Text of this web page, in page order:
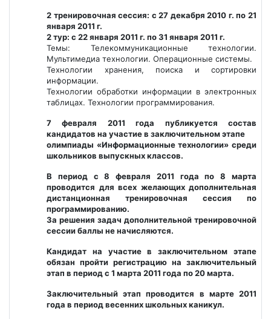
2 тренировочная сессия: с 27 декабря 2010 г. по 21
января 2011 г.
2 тур: с 22 января 2011 г. по 31 января 2011 г.
Темы: Телекоммуникационные технологии.
Мультимедиа технологии. Операционные системы.
Технологии хранения, поиска и сортировки
информации.
Технологии обработки информации в электронных
таблицах. Технологии программирования.
7 февраля 2011 года публикуется состав
кандидатов на участие в заключительном этапе
олимпиады «Информационные технологии» среди
школьников выпускных классов.
В период с 8 февраля 2011 года по 8 марта
проводится для всех желающих дополнительная
дистанционная тренировочная сессия по
программированию.
За решения задач дополнительной тренировочной
сессии баллы не начисляются.
Кандидат на участие в заключительном этапе
обязан пройти регистрацию на заключительный
этап в период с 1 марта 2011 года по 20 марта.
Заключительный этап проводится в марте 2011
года в период весенних школьных каникул.